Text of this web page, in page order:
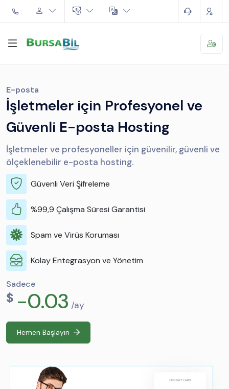
E-posta
İşletmeler için Profesyonel ve
Güvenli E-posta Hosting
İşletmeler ve profesyoneller için güvenilir, güvenli ve
ölçeklenebilir e-posta hosting.
Güvenli Veri Şifreleme
%99,9 Çalışma Süresi Garantisi
Spam ve Virüs Koruması
Kolay Entegrasyon ve Yönetim
Sadece
$ -0.03 /ay
Hemen Başlayın